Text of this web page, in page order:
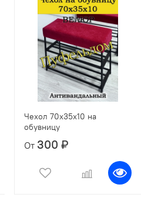
Чехол 70х35х10 на
обувницу
От 300 ₽